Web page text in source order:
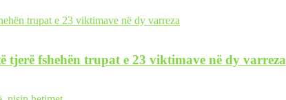
fshehën trupat e 23 viktimave në dy varreza